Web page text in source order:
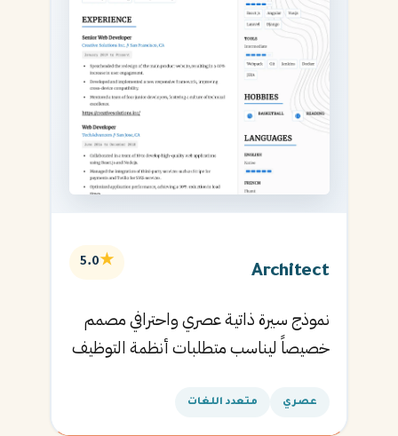
Architect
★
5.0
نموذج سيرة ذاتية عصري واحترافي مصمم
خصيصاً ليناسب متطلبات أنظمة التوظيف
القادمة.
عصري متعدد اللغات